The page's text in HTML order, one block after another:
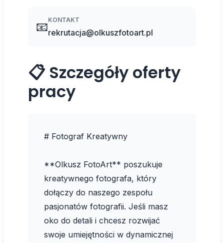
📧KONTAKT
rekrutacja@olkuszfotoart.pl
📋 Szczegóły oferty
pracy
# Fotograf Kreatywny
**Olkusz FotoArt** poszukuje
kreatywnego fotografa, który
dołączy do naszego zespołu
pasjonatów fotografii. Jeśli masz
oko do detali i chcesz rozwijać
swoje umiejętności w dynamicznej